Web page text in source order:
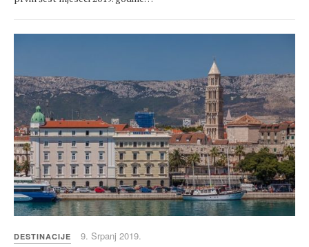
DESTINACIJE 9. Srpanj 2019.